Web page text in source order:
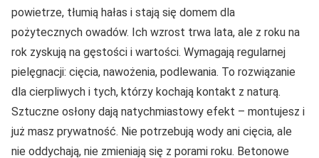
powietrze, tłumią hałas i stają się domem dla
pożytecznych owadów. Ich wzrost trwa lata, ale z roku na
rok zyskują na gęstości i wartości. Wymagają regularnej
pielęgnacji: cięcia, nawożenia, podlewania. To rozwiązanie
dla cierpliwych i tych, którzy kochają kontakt z naturą.
Sztuczne osłony dają natychmiastowy efekt – montujesz i
już masz prywatność. Nie potrzebują wody ani cięcia, ale
nie oddychają, nie zmieniają się z porami roku. Betonowe